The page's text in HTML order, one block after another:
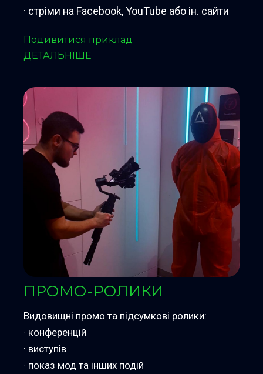
· стріми на Facebook, YouTube або ін. сайти
Подивитися приклад
ДЕТАЛЬНІШЕ
ПРОМО-РОЛИКИ
Видовищні промо та підсумкові ролики:
· конференцій
· виступів
· показ мод та інших подій